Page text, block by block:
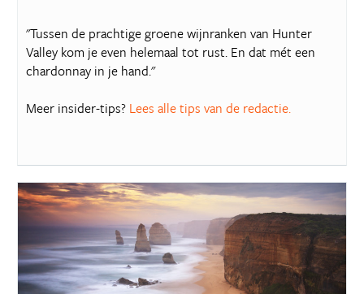
"Tussen de prachtige groene wijnranken van Hunter
Valley kom je even helemaal tot rust. En dat mét een
chardonnay in je hand."
Meer insider-tips? Lees alle tips van de redactie.